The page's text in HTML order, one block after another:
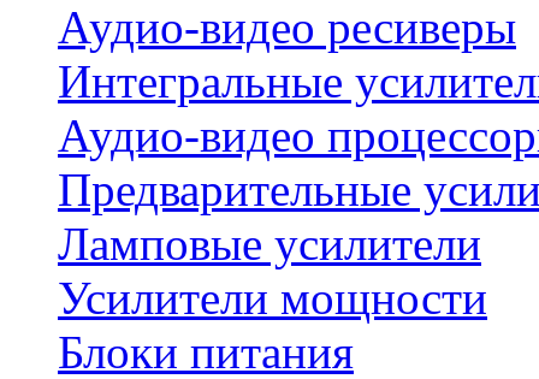
Аудио-видео ресиверы
Интегральные
Аудио-видео
Предварительные
Ламповые усилители
Усилители мощности
Блоки питания